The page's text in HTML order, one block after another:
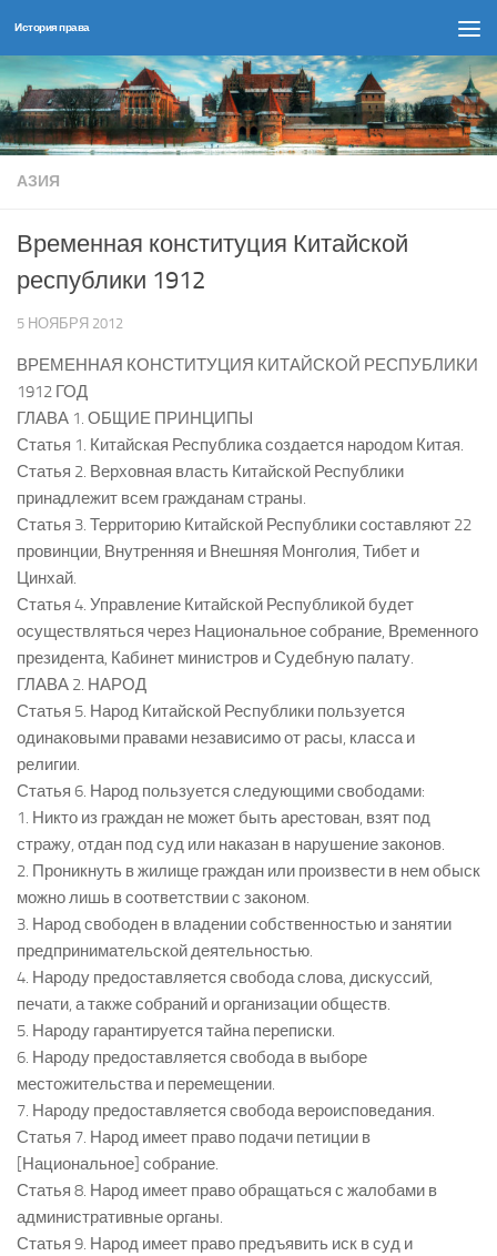
Перейти к содержимому
История права
АЗИЯ
Временная конституция Китайской
республики 1912
5 НОЯБРЯ 2012
ВРЕМЕННАЯ КОНСТИТУЦИЯ КИТАЙСКОЙ РЕСПУБЛИКИ
1912 ГОД
ГЛАВА 1. ОБЩИЕ ПРИНЦИПЫ
Статья 1. Китайская Республика создается народом Китая.
Статья 2. Верховная власть Китайской Республики
принадлежит всем гражданам страны.
Статья 3. Территорию Китайской Республики составляют 22
провинции, Внутренняя и Внешняя Монголия, Тибет и
Цинхай.
Статья 4. Управление Китайской Республикой будет
осуществляться через Национальное собрание, Временного
президента, Кабинет министров и Судебную палату.
ГЛАВА 2. НАРОД
Статья 5. Народ Китайской Республики пользуется
одинаковыми правами независимо от расы, класса и
религии.
Статья 6. Народ пользуется следующими свободами:
1. Никто из граждан не может быть арестован, взят под
стражу, отдан под суд или наказан в нарушение законов.
2. Проникнуть в жилище граждан или произвести в нем обыск
можно лишь в соответствии с законом.
3. Народ свободен в владении собственностью и занятии
предпринимательской деятельностью.
4. Народу предоставляется свобода слова, дискуссий,
печати, а также собраний и организации обществ.
5. Народу гарантируется тайна переписки.
6. Народу предоставляется свобода в выборе
местожительства и перемещении.
7. Народу предоставляется свобода вероисповедания.
Статья 7. Народ имеет право подачи петиции в
[Национальное] собрание.
Статья 8. Народ имеет право обращаться с жалобами в
административные органы.
Статья 9. Народ имеет право предъявить иск в суд и